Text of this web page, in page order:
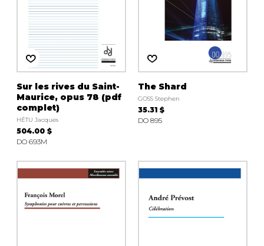
Sur les rives du Saint-
Maurice, opus 78 (pdf
complet)
HÉTU Jacques
504.00 $
DO 693M
The Shard
GOSS Stephen
35.31 $
DO 895